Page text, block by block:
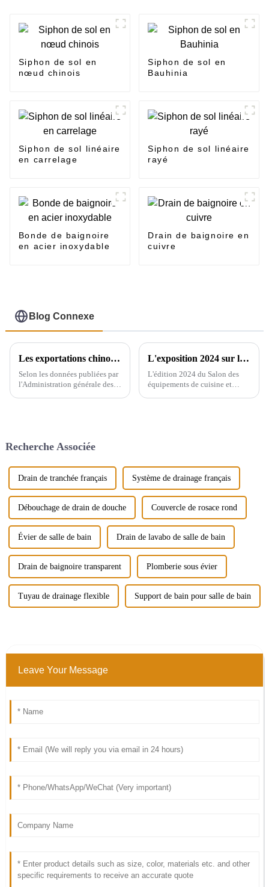
Siphon de sol en
nœud chinois
Siphon de sol en
Bauhinia
Siphon de sol linéaire
en carrelage
Siphon de sol linéaire
rayé
Bonde de baignoire
en acier inoxydable
Drain de baignoire en
cuivre
Blog Connexe
Les exportations chinoises d'appareils sanitaires
Selon les données publiées par
l'Administration générale des
générale à la hausse. En 2021,...
L'exposition 2024 sur les équipements de cuisine et sanitaires de Yiwu se tiendra du 28 au 30 de ce mois au centre d'exposition international de Yiwu.
L'édition 2024 du Salon des
équipements de cuisine et
Recherche Associée
Drain de tranchée français Système de drainage français
Débouchage de drain de douche Couvercle de rosace rond
Évier de salle de bain Drain de lavabo de salle de bain
Drain de baignoire transparent Plomberie sous évier
Tuyau de drainage flexible Support de bain pour salle de bain
Leave Your Message